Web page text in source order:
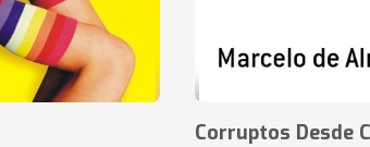
Corruptos Desde